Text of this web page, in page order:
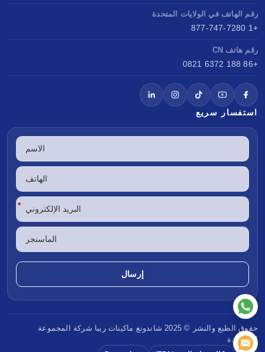
رقم الهاتف في الولايات المتحدة
+1 877-747-7280
رقم هاتف CN
+86 188 6372 0821
استفسار سريع
*
حقوق الطبع والنشر © 2025 شاندونغ ماكينات ريبا شركة المجموعة
المحدودة